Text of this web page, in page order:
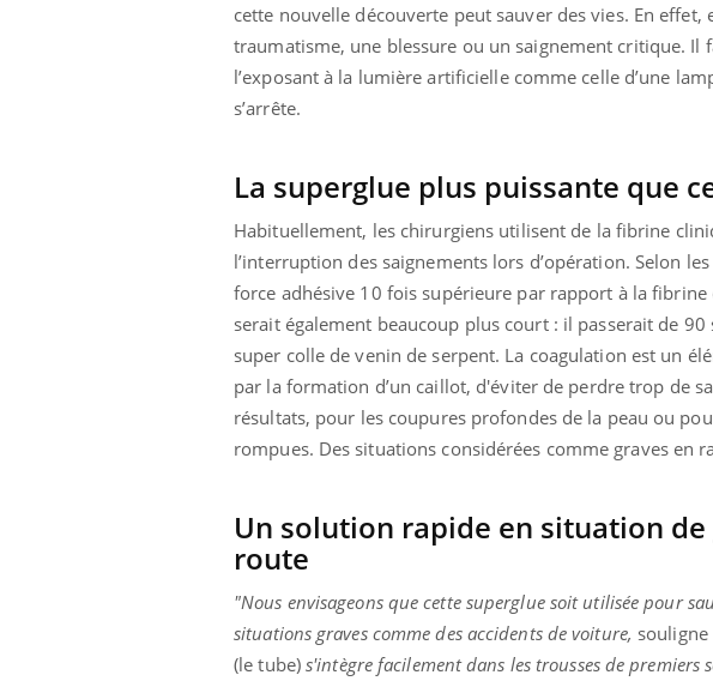
cette nouvelle découverte peut sauver des vies. En
traumatisme, une blessure ou un saignement critique.
l’exposant à la lumière artificielle comme celle d’une
s’arrête.
La superglue plus puissante que
Habituellement, les chirurgiens utilisent de la fibrine
l’interruption des saignements lors d’opération. Selon
force adhésive 10 fois supérieure par rapport à la
serait également beaucoup plus court : il passerait de
super colle de venin de serpent. La coagulation est un
par la formation d’un caillot, d'éviter de perdre trop de
résultats, pour les coupures profondes de la peau ou
rompues. Des situations considérées comme graves en
Un solution rapide en situation de
route
"Nous envisageons que cette superglue soit utilisée pour
situations graves comme des accidents de voiture,
(le tube)s'intègre facilement dans les trousses de premiers